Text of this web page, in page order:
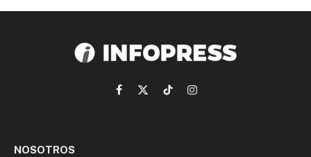
Facebook
X
TikTokInstagram
NOSOTROS